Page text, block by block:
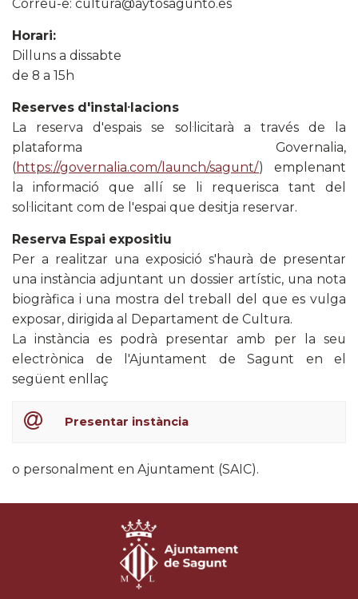
Correu-e: cultura@aytosagunto.es
Horari:
Dilluns a dissabte
de 8 a 15h
Reserves d'instal·lacions
La reserva d'espais se sol·licitarà a través de la
plataforma Governalia,
(https://governalia.com/launch/sagunt/) emplenant
la informació que allí se li requerisca tant del
sol·licitant com de l'espai que desitja reservar.
Reserva Espai expositiu
Per a realitzar una exposició s'haurà de presentar
una instància adjuntant un dossier artístic, una nota
biogràfica i una mostra del treball del que es vulga
exposar, dirigida al Departament de Cultura.
La instància es podrà presentar amb per la seu
electrònica de l'Ajuntament de Sagunt en el
següent enllaç
Presentar instància
o personalment en Ajuntament (SAIC).